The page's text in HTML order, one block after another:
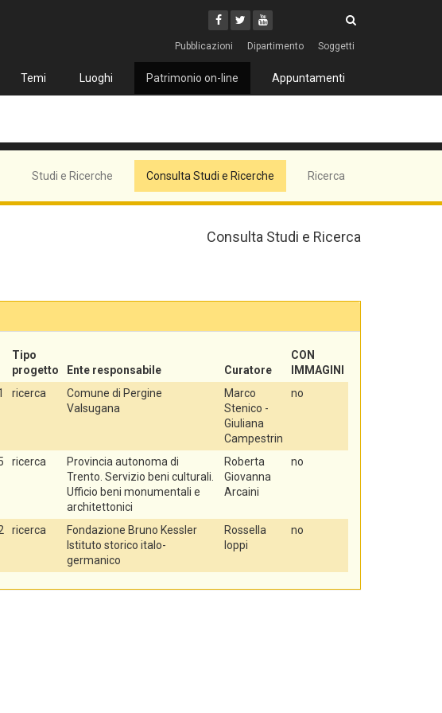
Facebook
Twitter
Youtube
Pubblicazioni Dipartimento Soggetti
Temi Luoghi Patrimonio on-line Appuntamenti
Studi e Ricerche Consulta Studi e Ricerche Ricerca
Consulta Studi e Ricerca
Tipo
progetto
Ente responsabile Curatore
CON
IMMAGINI
ricerca
Comune di Pergine
Valsugana
Marco
Stenico -
Giuliana
Campestrin
no
ricerca
Provincia autonoma di
Trento. Servizio beni culturali.
Ufficio beni monumentali e
architettonici
Roberta
Giovanna
Arcaini
no
ricerca
Fondazione Bruno Kessler
Istituto storico italo-
germanico
Rossella
Ioppi
no